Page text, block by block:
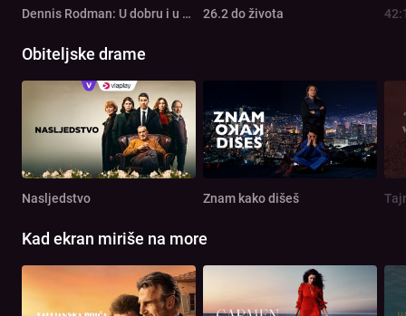
Dennis Rodman: U dobru i u zlu 26.2 do života
Obiteljske drame
Nasljedstvo Znam kako dišeš
Kad ekran miriše na more